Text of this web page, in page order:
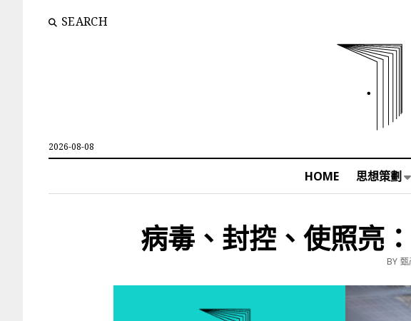
SEARCH
2026-08-08
HOME 思想策劃
病毒、封控、使照亮
BY